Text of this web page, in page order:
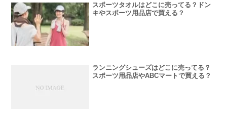
スポーツタオルはどこに売ってる？ドン
キやスポーツ用品店で買える？
ランニングシューズはどこに売ってる？
スポーツ用品店やABCマートで買える？